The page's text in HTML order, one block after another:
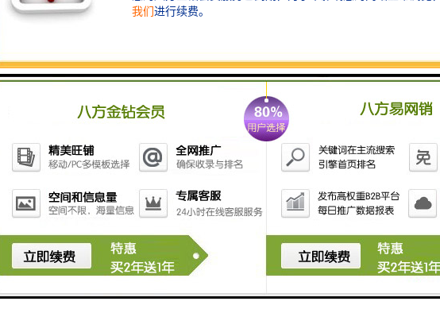
产品特点
1、双向拉绳开关采用铝合金铸造壳体、强度高、重量轻。
3、动作灵敏、稳定性高。